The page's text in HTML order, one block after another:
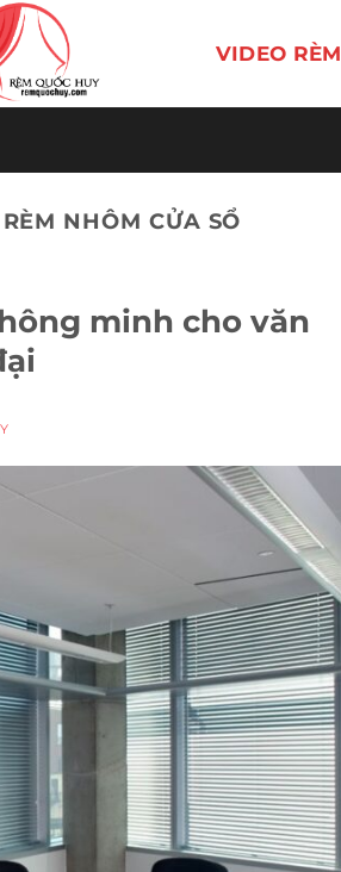
VIDEO RÈM
RÈM NHÔM CỬA SỔ
minh cho văn